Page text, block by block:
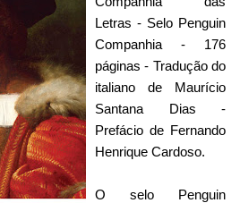
Letras - Selo Penguin
Companhia - 176
páginas - Tradução do
italiano de Maurício
Santana Dias -
Prefácio de Fernando
Henrique Cardoso.
O selo Penguin